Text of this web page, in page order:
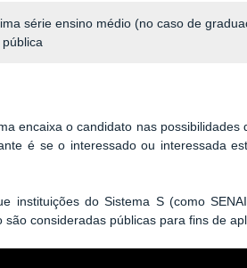
série ensino médio (no caso de
encaixa o candidato nas
é se o interessado ou interessada
instituições do Sistema S (como
são consideradas públicas para fins de